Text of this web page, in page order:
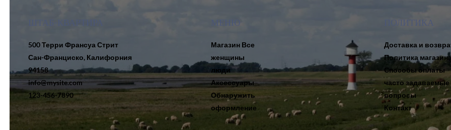
500 Терри Франсуа Стрит
Сан-Франциско, Калифорния
94158
info@mysite.com
123-456-7890
Магазин Все
женщины
люди
Аксессуары
Обнаружить
оформление
ПОЛИТИКА
Доставка и
Политика
Способы оплаты
часто задаваемые
вопросы
Контакт